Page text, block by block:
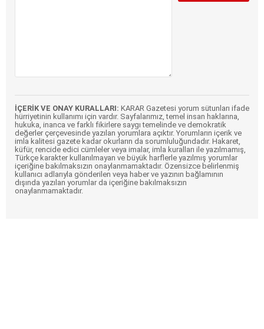
İÇERİK VE ONAY KURALLARI: KARAR Gazetesi yorum sütunları ifade
hürriyetinin kullanımı için vardır. Sayfalarımız, temel insan haklarına,
hukuka, inanca ve farklı fikirlere saygı temelinde ve demokratik
değerler çerçevesinde yazılan yorumlara açıktır. Yorumların içerik ve
imla kalitesi gazete kadar okurların da sorumluluğundadır. Hakaret,
küfür, rencide edici cümleler veya imalar, imla kuralları ile yazılmamış,
Türkçe karakter kullanılmayan ve büyük harflerle yazılmış yorumlar
içeriğine bakılmaksızın onaylanmamaktadır. Özensizce belirlenmiş
kullanıcı adlarıyla gönderilen veya haber ve yazının bağlamının
dışında yazılan yorumlar da içeriğine bakılmaksızın
onaylanmamaktadır.